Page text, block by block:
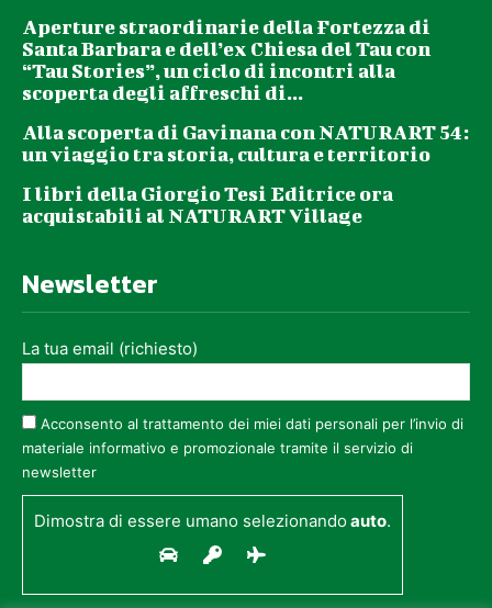
Aperture straordinarie della Fortezza di
Santa Barbara e dell’ex Chiesa del Tau con
“Tau Stories”, un ciclo di incontri alla
scoperta degli affreschi di...
Alla scoperta di Gavinana con NATURART 54:
un viaggio tra storia, cultura e territorio
I libri della Giorgio Tesi Editrice ora
acquistabili al NATURART Village
Newsletter
La tua email (richiesto)
Acconsento al trattamento dei miei dati personali per l’invio di
materiale informativo e promozionale tramite il servizio di
newsletter
Dimostra di essere umano selezionandoauto.